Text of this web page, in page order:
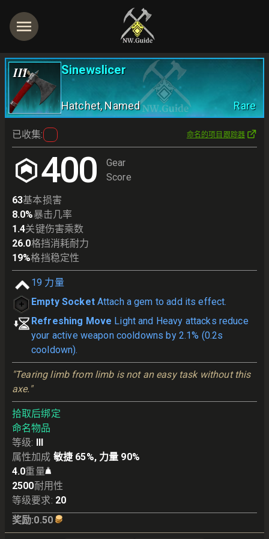
III Sinewslicer
Hatchet, Named Rare
已收集: 命名的项目跟踪器
400
Gear
Score
63基本损害
8.0%暴击几率
1.4关键伤害乘数
26.0格挡消耗耐力
19%格挡稳定性
19 力量
Empty Socket Attach a gem to add its effect.
Refreshing Move Light and Heavy attacks reduce
your active weapon cooldowns by 2.1% (0.2s
cooldown).
"Tearing limb from limb is not an easy task without this
axe."
拾取后绑定
命名物品
等级: III
属性加成 敏捷 65%, 力量 90%
4.0重量
2500耐用性
等级要求: 20
奖励:0.50